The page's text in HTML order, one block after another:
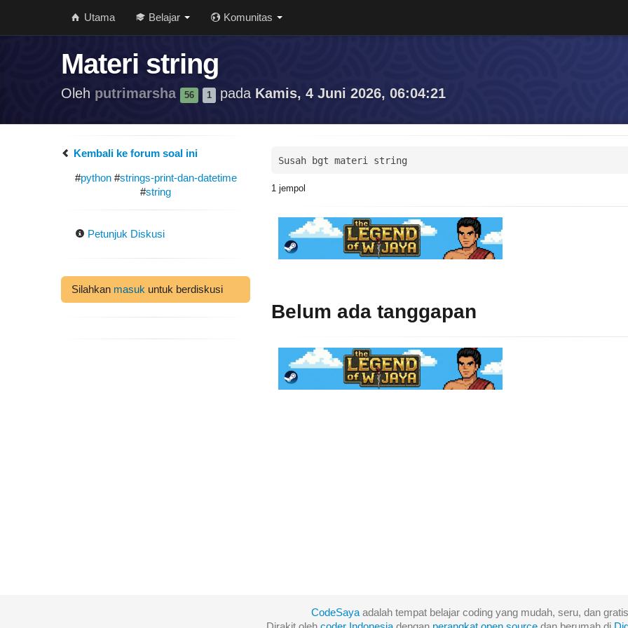
Utama Belajar Komunitas
Materi string
Oleh putrimarsha 56 1 pada Kamis, 4 Juni 2026, 06:04:21
Kembali ke forum soal ini
#python#strings-print-dan-datetime
#string
Petunjuk Diskusi
Silahkan masuk untuk berdiskusi
Susah bgt materi string
1 jempol
Belum ada tanggapan
CodeSayaadalah tempat belajar coding yang mudah, seru, dan